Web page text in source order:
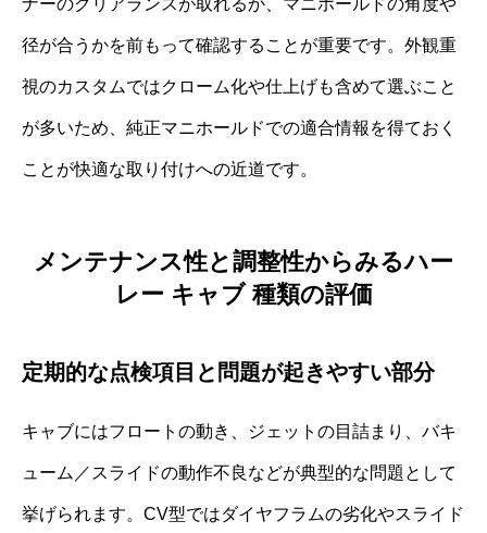
ナーのクリアランスが取れるか、マニホールドの角度や
径が合うかを前もって確認することが重要です。外観重
視のカスタムではクローム化や仕上げも含めて選ぶこと
が多いため、純正マニホールドでの適合情報を得ておく
ことが快適な取り付けへの近道です。
メンテナンス性と調整性からみるハー
レー キャブ 種類の評価
定期的な点検項目と問題が起きやすい部分
キャブにはフロートの動き、ジェットの目詰まり、バキ
ューム／スライドの動作不良などが典型的な問題として
挙げられます。CV型ではダイヤフラムの劣化やスライド